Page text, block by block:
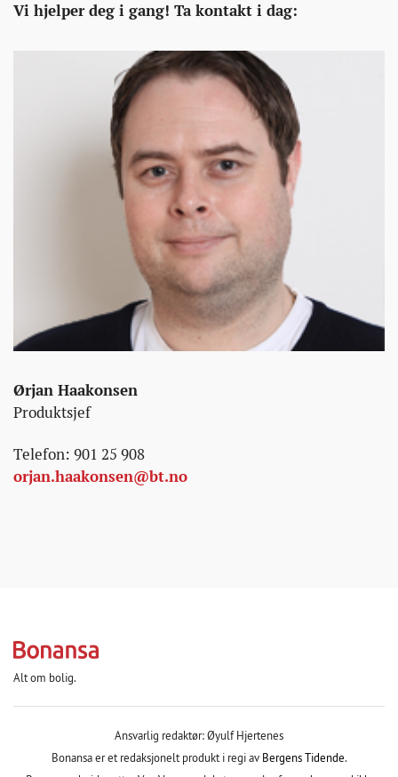
Vi hjelper deg i gang! Ta kontakt i dag:
Ørjan Haakonsen
Produktsjef
Telefon: 901 25 908
orjan.haakonsen@bt.no
Alt om bolig.
Ansvarlig redaktør: Øyulf Hjertenes
Bonansa er et redaksjonelt produkt i regi av Bergens Tidende.